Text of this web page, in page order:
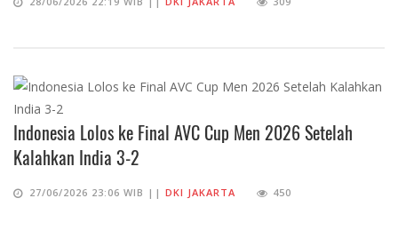
Indonesia Lolos ke Final AVC Cup Men 2026 Setelah
Kalahkan India 3-2
27/06/2026 23:06 WIB || DKI JAKARTA 450